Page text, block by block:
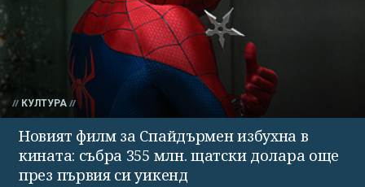
КУЛТУРА
Новият филм за Спайдърмен избухна в
кината: събра 355 млн. щатски долара още
през първия си уикенд